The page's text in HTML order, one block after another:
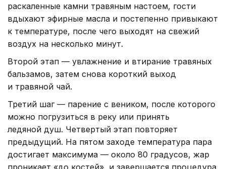
раскаленные камни травяным настоем, гости
вдыхают эфирные масла и постепенно привыкают
к температуре, после чего выходят на свежий
воздух на несколько минут.
Второй этап — увлажнение и втирание травяных
бальзамов, затем снова короткий выход
и травяной чай.
Третий шаг — парение с веником, после которого
можно погрузиться в реку или принять
ледяной душ. Четвертый этап повторяет
предыдущий. На пятом заходе температура пара
достигает максимума — около 80 градусов, жар
проникает «до костей», и завершается процедура